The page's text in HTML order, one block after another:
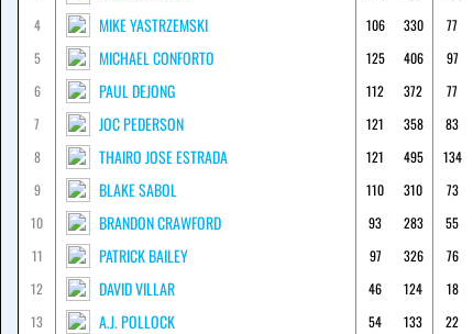
4
MIKE YASTRZEMSKI 106 330 77
5
MICHAEL CONFORTO 125 406 97
6
PAUL DEJONG 112 372 77
7
JOC PEDERSON 121 358 83
8
THAIRO JOSE ESTRADA 121 495 134
9
BLAKE SABOL 110 310 73
10
BRANDON CRAWFORD 93 283 55
11
PATRICK BAILEY 97 326 76
12
DAVID VILLAR 46 124 18
13
A.J. POLLOCK 54 133 22